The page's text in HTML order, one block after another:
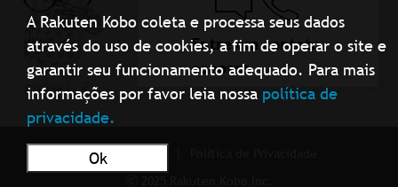
A Rakuten Kobo coleta e processa seus dados
através do uso de cookies, a fim de operar o site e
garantir seu funcionamento adequado. Para mais
informações por favor leia nossa política de
privacidade.
Ok
Entre em contato
conosco
Condições de uso